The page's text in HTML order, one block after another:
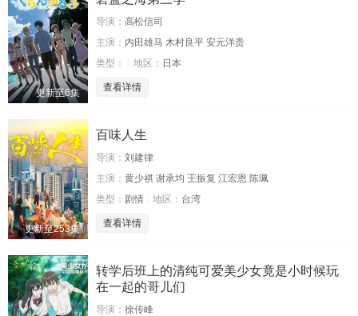
更新至6集
导演： 高松信司
主演： 内田雄马 木村良平 安元洋贵
类型：
地区： 日本
查看详情
更新至253集
百味人生
导演： 刘建律
主演： 黄少祺 谢承均 王振复 江宏恩 陈珮
类型： 剧情 地区： 台湾
查看详情
转学后班上的清纯可爱美少女竟是小时候玩
在一起的哥儿们
导演： 徐传峰